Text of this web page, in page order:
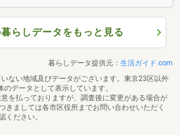
らしデータをもっと見る
暮らしデータ提供元： 生活ガイド.com
ない地域及びデータがございます。東京23区以外
データとして表示しています。
を払っておりますが、調査後に変更がある場合が
きましては各市区役所までお問い合わせいただく
ください。